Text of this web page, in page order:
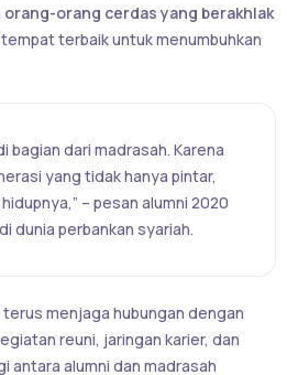
orang-orang cerdas yang berakhlak
terbaik untuk menumbuhkan
bagian dari madrasah. Karena
yang tidak hanya pintar,
– pesan alumni 2020
dunia perbankan syariah.
menjaga hubungan dengan
reuni, jaringan karier, dan
antara alumni dan madrasah